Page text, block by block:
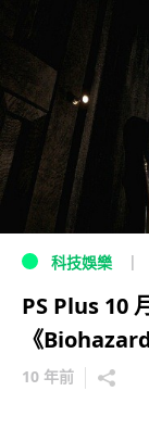
科技娛樂
PS Plus 10
《
10 年前